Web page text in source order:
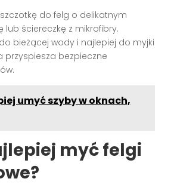
do felg o delikatnym
lub ściereczkę z mikrofibry.
bieżącej wody i najlepiej do myjki
przyspiesza bezpieczne
umyć szyby w oknach,
myć felgi